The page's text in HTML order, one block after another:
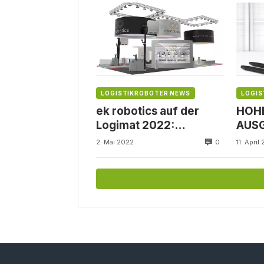
LOGISTIKROBOTER NEWS
ek robotics auf der
Logimat 2022:
NEUHEITEN,
EINE WELTPREMIERE!
2. Mai 2022 0 11. April